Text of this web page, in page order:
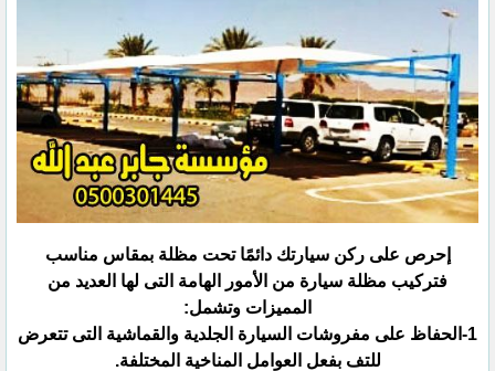
إحرص على ركن سيارتك دائمًا تحت مظلة بمقاس مناسب
فتركيب مظلة سيارة من الأمور الهامة التى لها العديد من
‏المميزات وتشمل:‏
‏1-الحفاظ على مفروشات السيارة الجلدية والقماشية التى تتعرض
للتف بفعل العوامل المناخية المختلفة.‏